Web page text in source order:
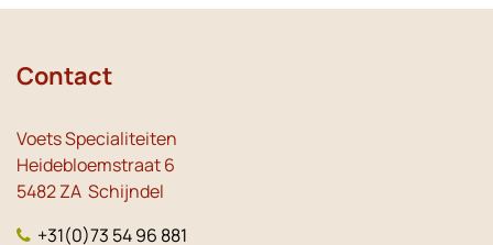
Contact
Voets Specialiteiten
Heidebloemstraat 6
5482 ZA Schijndel
+31(0)73 54 96 881